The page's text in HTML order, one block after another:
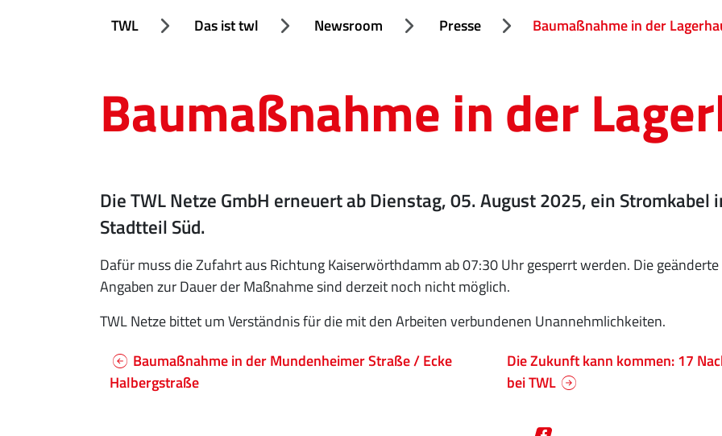
TWL Das ist twl Newsroom Presse Baumaßnahme in der
Baumaßnahme in der
Die TWL Netze GmbH erneuert ab Dienstag, 05. August 2025, ein
Stadtteil Süd.
Dafür muss die Zufahrt aus Richtung Kaiserwörthdamm ab 07:30 Uhr gesperrt werden. Die
Angaben zur Dauer der Maßnahme sind derzeit noch nicht möglich.
TWL Netze bittet um Verständnis für die mit den Arbeiten verbundenen Unannehmlichkeiten.
Baumaßnahme in der Mundenheimer Straße / Ecke
Halbergstraße
Die Zukunft kann kommen: 17
bei TWL